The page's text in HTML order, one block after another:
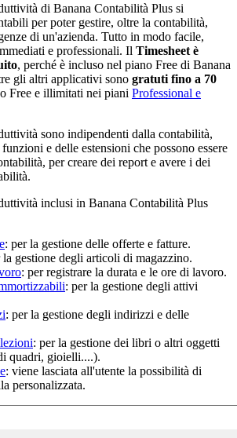
di Banana Contabilità Plus si
per poter gestire, oltre la contabilità,
di un'azienda. Tutto in modo facile,
e professionali. Il Timesheet è
, perché è incluso nel piano Free di Banana
gli altri applicativi sono gratuti fino a 70
Free e illimitati nei piani Professional e
sono indipendenti dalla contabilità,
e delle estensioni che possono essere
per creare dei report e avere i dei
inclusi in Banana Contabilità Plus
: per la gestione delle offerte e fatture.
la gestione degli articoli di magazzino.
: per registrare la durata e le ore di lavoro.
: per la gestione degli attivi
: per la gestione degli indirizzi e delle
: per la gestione dei libri o altri oggetti
quadri, gioielli....).
: viene lasciata all'utente la possibilità di
personalizzata.